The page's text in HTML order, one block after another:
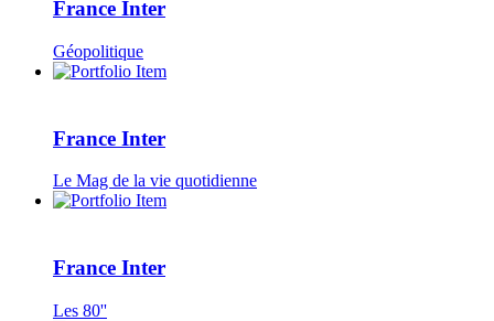
France Inter
Géopolitique
France Inter
Le Mag de la vie quotidienne
France Inter
Les 80''